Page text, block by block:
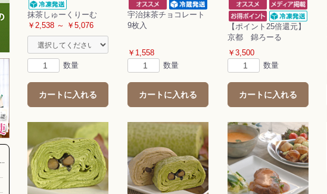
抹茶しゅーくりーむ
￥2,538 ～ ￥5,076
数量
カートに入れる
宇治抹茶チョコレート
9枚入
￥1,558
数量
カートに入れる
【ポイント25倍還元】
京都 錦ろーる
￥3,500
数量
カートに入れる